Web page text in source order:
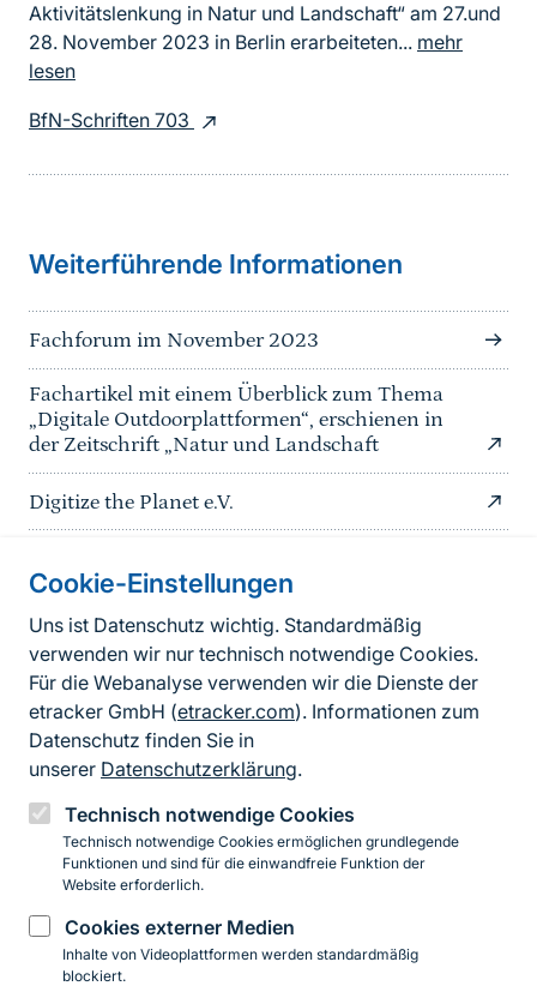
Cookie-Einstellungen
Uns ist Datenschutz wichtig. Standardmäßig
verwenden wir nur technisch notwendige Cookies.
Für die Webanalyse verwenden wir die Dienste der
etracker GmbH (etracker.com). Informationen zum
Datenschutz finden Sie in
unserer Datenschutzerklärung.
Technisch notwendige Cookies
Technisch notwendige Cookies ermöglichen grundlegende
Funktionen und sind für die einwandfreie Funktion der
Website erforderlich.
Cookies externer Medien
Inhalte von Videoplattformen werden standardmäßig
blockiert.
Aktivitätslenkung in Natur und Landschaft“ am 27.und
28. November 2023 in Berlin erarbeiteten... mehr
lesen
BfN-Schriften 703
Weiterführende Informationen
Fachforum im November 2023
Fachartikel mit einem Überblick zum Thema
„Digitale Outdoorplattformen“, erschienen in
der Zeitschrift „Natur und Landschaft
Digitize the Planet e.V.
Informationen zur Seite
FußzeileKontakt zum BfN
Kontaktformular
Erklärung zur Barrierefreiheit
Impressum
Datenschutz
InstagramFacebookYouTubeLinkedIn